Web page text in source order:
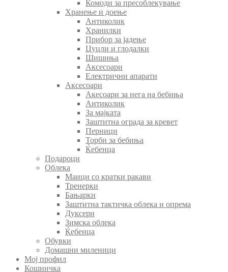
Комоди за пресоблекување
Хранење и доење
Антиколик
Хранилки
Прибор за јадење
Цуцли и глодалки
Шишиња
Аксесоари
Електрични апарати
Аксесоари
Акесоари за нега на бебиња
Антиколик
За мајката
Заштитна ограда за кревет
Перници
Торби за бебиња
Ќебенца
Подароци
Облека
Маици со кратки ракави
Тренерки
Бањарки
Заштитна тактичка облека и опрема
Дуксери
Зимска облека
Ќебенца
Обувки
Домашни миленици
Мој профил
Кошничка